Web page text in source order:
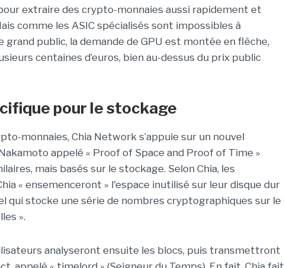
extraire des crypto-monnaies aussi rapidement et
comme les ASIC spécialisés sont impossibles à
public, la demande de GPU est montée en flèche,
centaines d’euros, bien au-dessus du prix public
pour le stockage
monnaies, Chia Network s’appuie sur un nouvel
appelé « Proof of Space and Proof of Time »
mais basés sur le stockage. Selon Chia, les
« ensemenceront » l'espace inutilisé sur leur disque dur
qui stocke une série de nombres cryptographiques sur le
».
analyseront ensuite les blocs, puis transmettront